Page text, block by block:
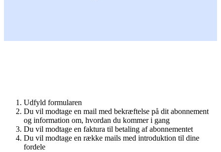
Udfyld formularen
Du vil modtage en mail med bekræftelse på dit abonnement
og information om, hvordan du kommer i gang
Du vil modtage en faktura til betaling af abonnementet
Du vil modtage en række mails med introduktion til dine
fordele